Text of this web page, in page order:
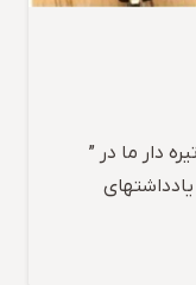
– 1 خط کش تیره دار ما در ”